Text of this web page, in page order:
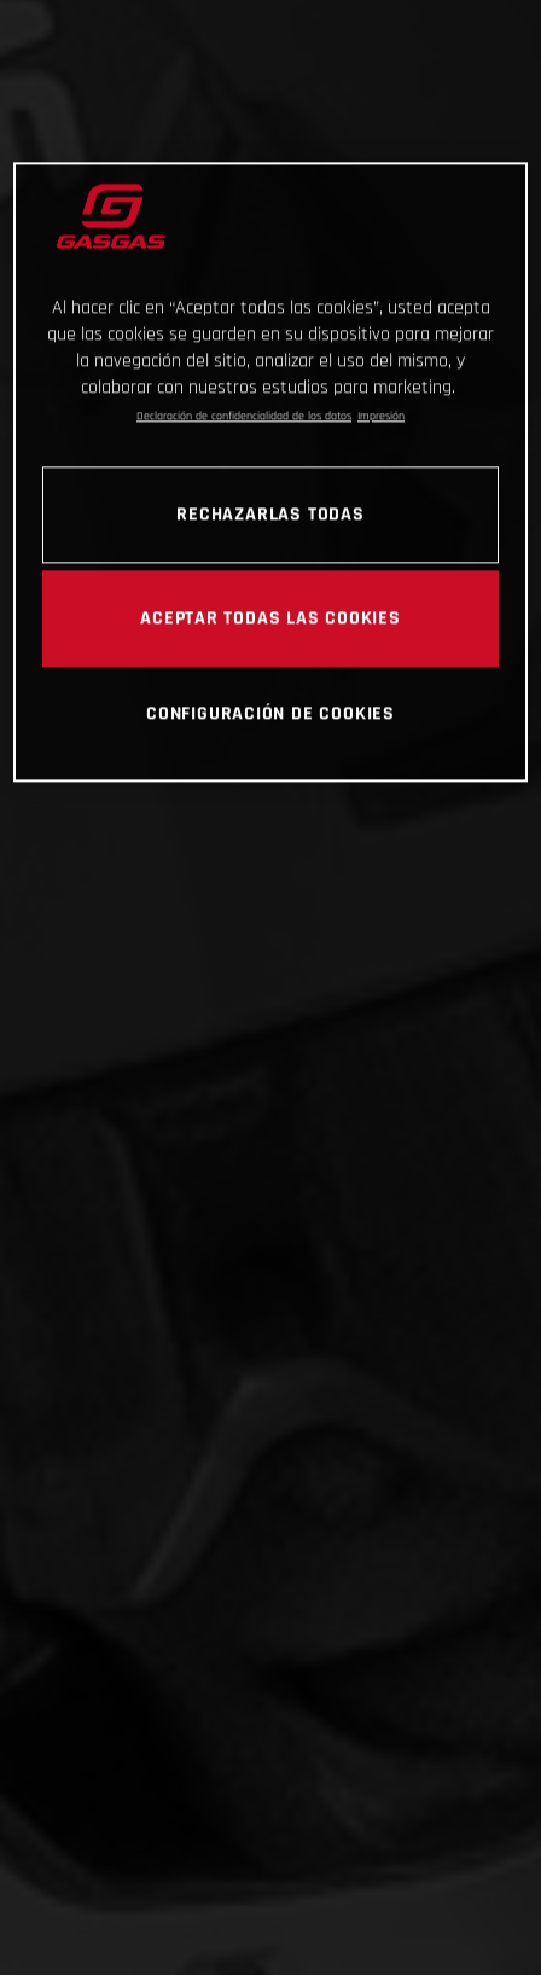
Al hacer clic en “Aceptar todas las cookies”, usted acepta
que las cookies se guarden en su dispositivo para mejorar
la navegación del sitio, analizar el uso del mismo, y
colaborar con nuestros estudios para marketing.
Declaración de confidencialidad de los datos Impresión
RECHAZARLAS TODAS
ACEPTAR TODAS LAS COOKIES
CONFIGURACIÓN DE COOKIES